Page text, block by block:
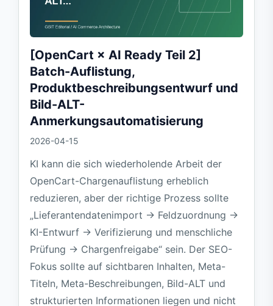
[OpenCart × AI Ready Teil 2]
Batch-Auflistung,
Produktbeschreibungsentwurf und
Bild-ALT-
Anmerkungsautomatisierung
2026-04-15
KI kann die sich wiederholende Arbeit der
OpenCart-Chargenauflistung erheblich
reduzieren, aber der richtige Prozess sollte
„Lieferantendatenimport → Feldzuordnung →
KI-Entwurf → Verifizierung und menschliche
Prüfung → Chargenfreigabe“ sein. Der SEO-
Fokus sollte auf sichtbaren Inhalten, Meta-
Titeln, Meta-Beschreibungen, Bild-ALT und
strukturierten Informationen liegen und nicht